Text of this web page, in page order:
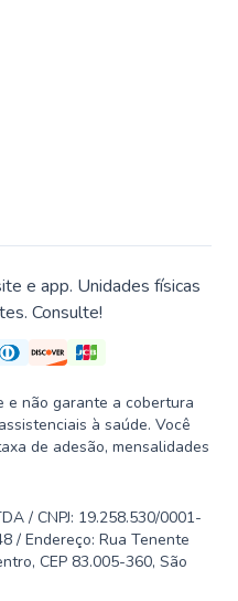
e app. Unidades físicas
Consulte!
e não garante a cobertura
à saúde. Você
de adesão, mensalidades
/ CNPJ: 19.258.530/0001-
/ Endereço: Rua Tenente
CEP 83.005-360, São